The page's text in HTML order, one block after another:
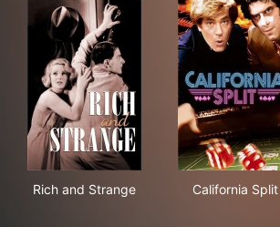
Rich and Strange California Split